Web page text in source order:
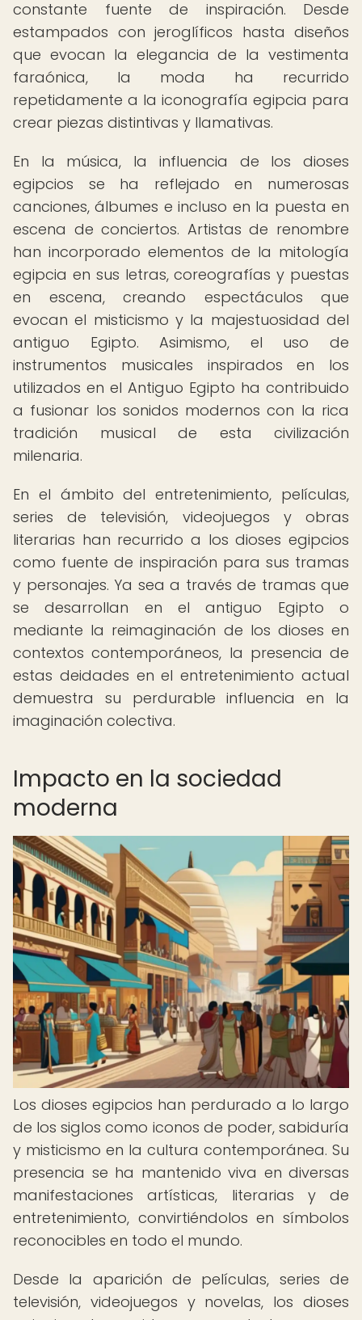
constante fuente de inspiración. Desde
estampados con jeroglíficos hasta diseños
que evocan la elegancia de la vestimenta
faraónica, la moda ha recurrido
repetidamente a la iconografía egipcia para
crear piezas distintivas y llamativas.
En la música, la influencia de los dioses
egipcios se ha reflejado en numerosas
canciones, álbumes e incluso en la puesta en
escena de conciertos. Artistas de renombre
han incorporado elementos de la mitología
egipcia en sus letras, coreografías y puestas
en escena, creando espectáculos que
evocan el misticismo y la majestuosidad del
antiguo Egipto. Asimismo, el uso de
instrumentos musicales inspirados en los
utilizados en el Antiguo Egipto ha contribuido
a fusionar los sonidos modernos con la rica
tradición musical de esta civilización
milenaria.
En el ámbito del entretenimiento, películas,
series de televisión, videojuegos y obras
literarias han recurrido a los dioses egipcios
como fuente de inspiración para sus tramas
y personajes. Ya sea a través de tramas que
se desarrollan en el antiguo Egipto o
mediante la reimaginación de los dioses en
contextos contemporáneos, la presencia de
estas deidades en el entretenimiento actual
demuestra su perdurable influencia en la
imaginación colectiva.
Impacto en la sociedad
moderna
Los dioses egipcios han perdurado a lo largo
de los siglos como iconos de poder, sabiduría
y misticismo en la cultura contemporánea. Su
presencia se ha mantenido viva en diversas
manifestaciones artísticas, literarias y de
entretenimiento, convirtiéndolos en símbolos
reconocibles en todo el mundo.
Desde la aparición de películas, series de
televisión, videojuegos y novelas, los dioses